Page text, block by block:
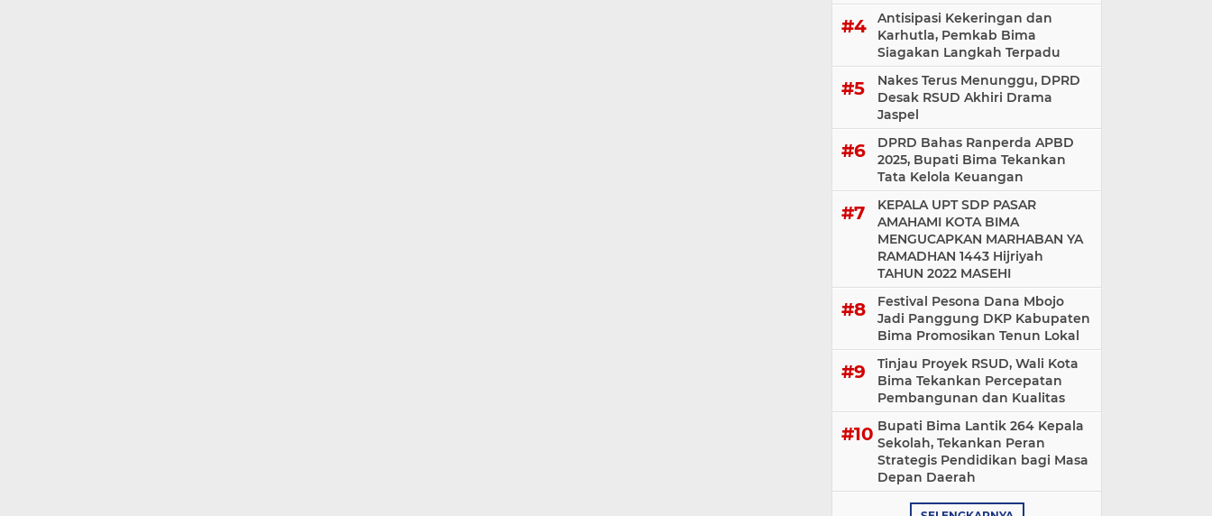
Antisipasi Kekeringan dan
Karhutla, Pemkab Bima
Siagakan Langkah Terpadu
Nakes Terus Menunggu, DPRD
Desak RSUD Akhiri Drama
Jaspel
DPRD Bahas Ranperda APBD
2025, Bupati Bima Tekankan
Tata Kelola Keuangan
KEPALA UPT SDP PASAR
AMAHAMI KOTA BIMA
MENGUCAPKAN MARHABAN YA
RAMADHAN 1443 Hijriyah
TAHUN 2022 MASEHI
Festival Pesona Dana Mbojo
Jadi Panggung DKP Kabupaten
Bima Promosikan Tenun Lokal
Tinjau Proyek RSUD, Wali Kota
Bima Tekankan Percepatan
Pembangunan dan Kualitas
Bupati Bima Lantik 264 Kepala
Sekolah, Tekankan Peran
Strategis Pendidikan bagi Masa
Depan Daerah